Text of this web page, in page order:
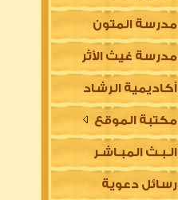
مدرسة المتون
العلمية
مدرسة غيث الأثر
السلفية
أكاديمية الرشاد
العلمية للتأسيس
في مقدمات العلوم
الشرعية (للتعليم
مكتبة الموقع
الـبـث المبـاشـر
رسائل دعوية